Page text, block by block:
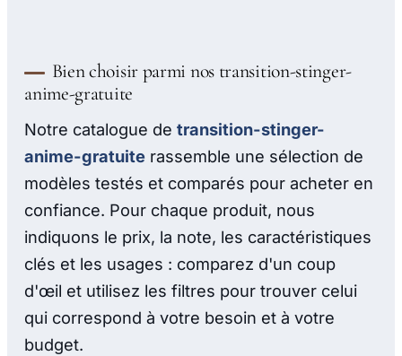
Bien choisir parmi nos transition-stinger-
anime-gratuite
Notre catalogue detransition-stinger-
anime-gratuite rassemble une sélection de
modèles testés et comparés pour acheter en
confiance. Pour chaque produit, nous
indiquons le prix, la note, les caractéristiques
clés et les usages : comparez d'un coup
d'œil et utilisez les filtres pour trouver celui
qui correspond à votre besoin et à votre
budget.